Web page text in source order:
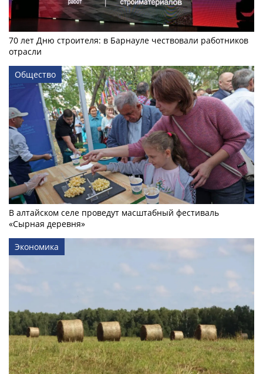
70 лет Дню строителя: в Барнауле чествовали работников
отрасли
Общество
В алтайском селе проведут масштабный фестиваль
«Сырная деревня»
Экономика